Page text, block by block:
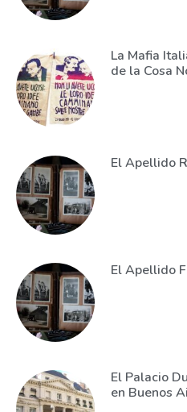
La Mafia
de la Cosa
El Apellido
El Apellido
El Palacio
en Buenos